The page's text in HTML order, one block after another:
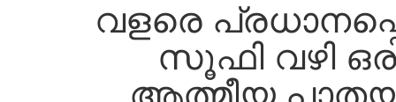
വളരെ
സൂഫി വഴി
ആത്മീയ